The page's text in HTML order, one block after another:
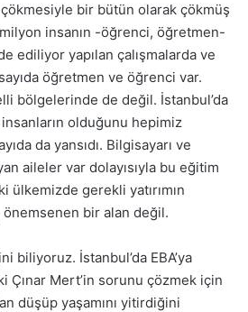
çökmesiyle bir bütün olarak çökmüş
insanın -öğrenci, öğretmen-
ediliyor yapılan çalışmalarda ve
öğretmen ve öğrenci var.
bölgelerinde de değil. İstanbul’da
olduğunu hepimiz
da yansıdı. Bilgisayarı ve
aileler var dolayısıyla bu eğitim
gerekli yatırımın
önemsenen bir alan değil.
biliyoruz. İstanbul’da EBA’ya
Çınar Mert’in sorunu çözmek için
düşüp yaşamını yitirdiğini